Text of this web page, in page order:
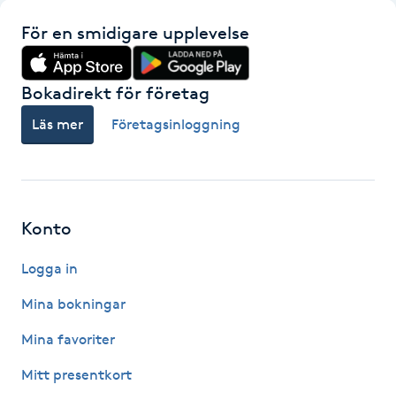
Friskvårdsmassage
Frisör
Funktionsanalys
Färgning
Föning
Gel naglar
Gelenaglar
För en smidigare upplevelse
Bokadirekt för företag
Läs mer Företagsinloggning
Konto
Logga in
Mina bokningar
Mina favoriter
Mitt presentkort